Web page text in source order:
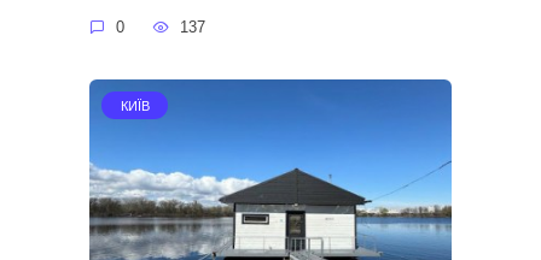
0 137
КИЇВ